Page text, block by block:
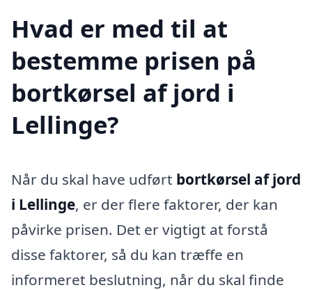
Hvad er med til at
bestemme prisen på
bortkørsel af jord i
Lellinge?
Når du skal have udført bortkørsel af jord
i Lellinge, er der flere faktorer, der kan
påvirke prisen. Det er vigtigt at forstå
disse faktorer, så du kan træffe en
informeret beslutning, når du skal finde